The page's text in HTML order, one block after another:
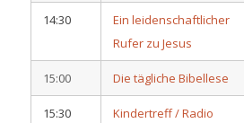
14:30
Ein leidenschaftlicher
Rufer zu Jesus
15:00 Die tägliche Bibellese
15:30
Kindertreff / Radio